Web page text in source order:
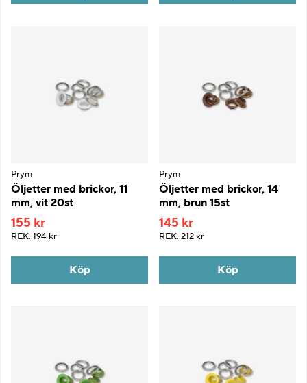
Prym
Öljetter med brickor, 11
mm, vit 20st
155 kr
REK. 194 kr
Köp
Prym
Öljetter med brickor, 14
mm, brun 15st
145 kr
REK. 212 kr
Köp